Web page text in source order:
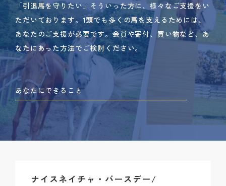
「引退馬を守りたい」そういった方に、様々なご支援をい
ただいております。 1頭でも多くの馬を支えるためには、
あなたのご支援が必要です。 会員や寄付、買い物など、あ
なたにあった方法でご検討ください。
あなたにできること